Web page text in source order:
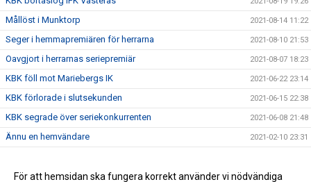
Mållöst i Munktorp 2021-08-14 11:22
Seger i hemmapremiären för herrarna 2021-08-10 21:53
Oavgjort i herrarnas seriepremiär 2021-08-07 18:23
KBK föll mot Mariebergs IK 2021-06-22 23:14
KBK förlorade i slutsekunden 2021-06-15 22:38
KBK segrade över seriekonkurrenten 2021-06-08 21:48
Ännu en hemvändare 2021-02-10 23:31
Nyförvärv #2 2020-12-08 20:02
För att hemsidan ska fungera korrekt använder vi nödvändiga